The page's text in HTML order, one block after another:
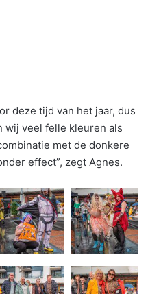
deze tijd van het jaar, dus
wij veel felle kleuren als
met de donkere
effect”, zegt Agnes.